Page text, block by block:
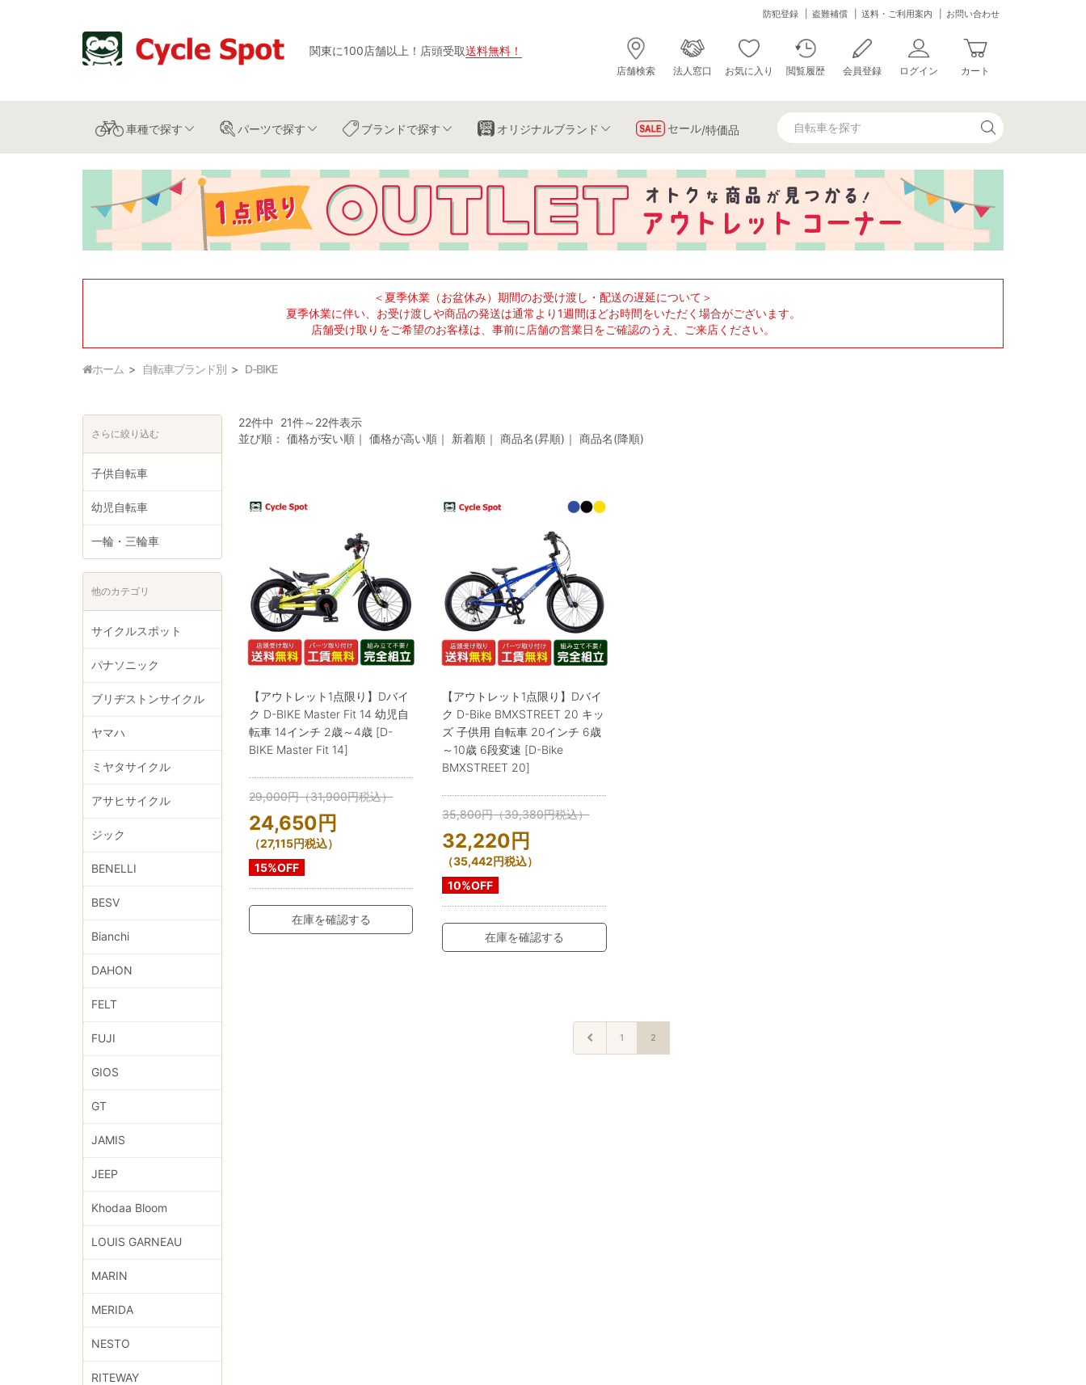
関東に100店舗以上 ！ 店頭受取送料無料 ！
防犯登録 盗難補償 送料・ご利用案内 お問い合わせ
店舗検索 法人窓口 お気に入り 閲覧履歴 会員登録 ログイン カート
車種で探す パーツで探す ブランドで探す オリジナルブランド セール/特価品
＜夏季休業（お盆休み）期間のお受け渡し・配送の遅延について＞
夏季休業に伴い、お受け渡しや商品の発送は通常より1週間ほどお時間をいただく場合がございます。
店舗受け取りをご希望のお客様は、事前に店舗の営業日をご確認のうえ、ご来店ください。
ホーム 自転車ブランド別 D-BIKE
22件中 21件～22件表示
並び順：価格が安い順 ｜価格が高い順 ｜ 新着順 ｜商品名(昇順) ｜商品名(降順)
【アウトレット1点限り】Dバイ
ク D-BIKE Master Fit 14 幼児自
転車 14インチ 2歳～4歳 [D-
BIKE Master Fit 14]
29,000円（31,900円税込）
24,650 円
（27,115円税込）
15%OFF
在庫を確認する
【アウトレット1点限り】Dバイ
ク D-Bike BMXSTREET 20 キッ
ズ 子供用 自転車 20インチ 6歳
～10歳 6段変速 [D-Bike
BMXSTREET 20]
35,800円（39,380円税込）
32,220 円
（35,442円税込）
10%OFF
在庫を確認する
1 2
さらに絞り込む
子供自転車
幼児自転車
一輪・三輪車
他のカテゴリ
サイクルスポット
パナソニック
ブリヂストンサイクル
ヤマハ
ミヤタサイクル
アサヒサイクル
ジック
BENELLI
BESV
Bianchi
DAHON
FELT
FUJI
GIOS
GT
JAMIS
JEEP
Khodaa Bloom
LOUIS GARNEAU
MARIN
MERIDA
NESTO
RITEWAY